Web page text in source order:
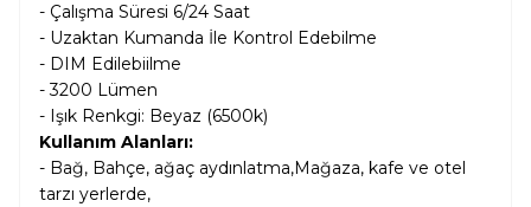
- Çalışma Süresi 6/24 Saat
- Uzaktan Kumanda İle Kontrol Edebilme
- DIM Edilebiilme
- 3200 Lümen
- Işık Renkgi: Beyaz (6500k)
Kullanım Alanları:
- Bağ, Bahçe, ağaç aydınlatma,Mağaza, kafe ve otel
tarzı yerlerde,